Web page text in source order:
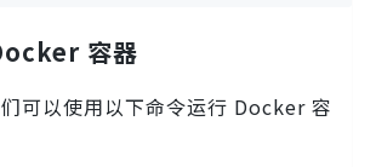
容器
可以使用以下命令运行 Docker 容